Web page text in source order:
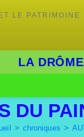
LE
LA DRÔME
DU
> chroniques >